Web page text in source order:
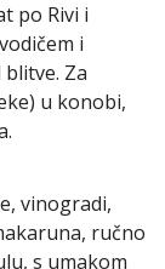
po Rivi i
i
Za
u konobi,
vinogradi,
ručno
s umakom